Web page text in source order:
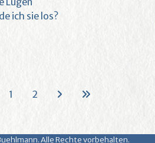
ich sie los?
1 2
Alle Rechte vorbehalten.